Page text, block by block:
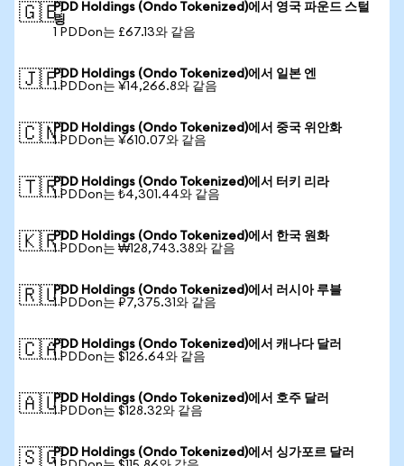
🇬🇧PDD Holdings (Ondo Tokenized)에서 영국 파운드 스털
링
1 PDDon는 £67.13와 같음
🇯🇵PDD Holdings (Ondo Tokenized)에서 일본 엔
1 PDDon는 ¥14,266.8와 같음
🇨🇳PDD Holdings (Ondo Tokenized)에서 중국 위안화
1 PDDon는 ¥610.07와 같음
🇹🇷PDD Holdings (Ondo Tokenized)에서 터키 리라
1 PDDon는 ₺4,301.44와 같음
🇰🇷PDD Holdings (Ondo Tokenized)에서 한국 원화
1 PDDon는 ₩128,743.38와 같음
🇷🇺PDD Holdings (Ondo Tokenized)에서 러시아 루블
1 PDDon는 ₽7,375.31와 같음
🇨🇦PDD Holdings (Ondo Tokenized)에서 캐나다 달러
1 PDDon는 $126.64와 같음
🇦🇺PDD Holdings (Ondo Tokenized)에서 호주 달러
1 PDDon는 $128.32와 같음
🇸🇬PDD Holdings (Ondo Tokenized)에서 싱가포르 달러